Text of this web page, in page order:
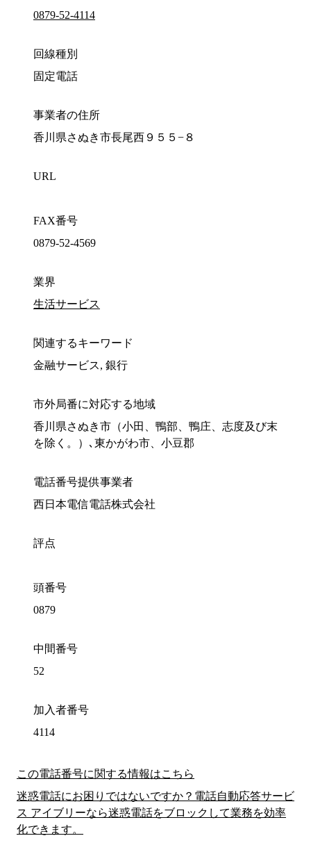
0879-52-4114
回線種別
固定電話
事業者の住所
香川県さぬき市長尾西９５５−８
URL
FAX番号
0879-52-4569
業界
生活サービス
関連するキーワード
金融サービス, 銀行
市外局番に対応する地域
香川県さぬき市（小田、鴨部、鴨庄、志度及び末
を除く。）､東かがわ市、小豆郡
電話番号提供事業者
西日本電信電話株式会社
評点
頭番号
0879
中間番号
52
加入者番号
4114
この電話番号に関する情報はこちら
迷惑電話にお困りではないですか？電話自動応答サービ
ス アイブリーなら迷惑電話をブロックして業務を効率
化できます。